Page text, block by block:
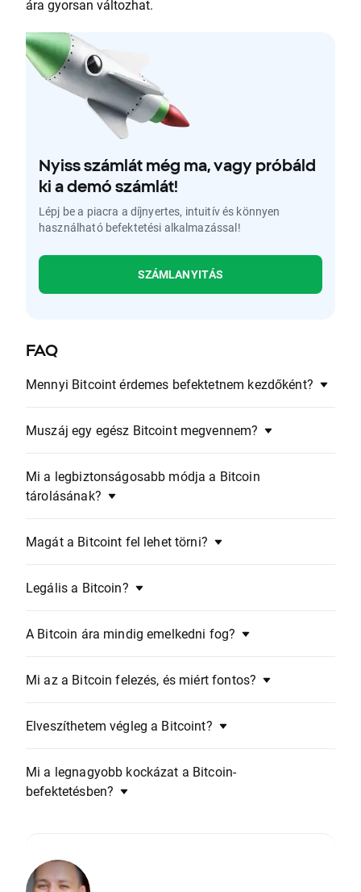
ára gyorsan változhat.
Nyiss számlát még ma, vagy próbáld
ki a demó számlát!
Lépj be a piacra a díjnyertes, intuitív és könnyen
használható befektetési alkalmazással!
SZÁMLANYITÁS
FAQ
Mennyi Bitcoint érdemes befektetnem kezdőként?
Muszáj egy egész Bitcoint megvennem?
Mi a legbiztonságosabb módja a Bitcoin
tárolásának?
Magát a Bitcoint fel lehet törni?
Legális a Bitcoin?
A Bitcoin ára mindig emelkedni fog?
Mi az a Bitcoin felezés, és miért fontos?
Elveszíthetem végleg a Bitcoint?
Mi a legnagyobb kockázat a Bitcoin-
befektetésben?